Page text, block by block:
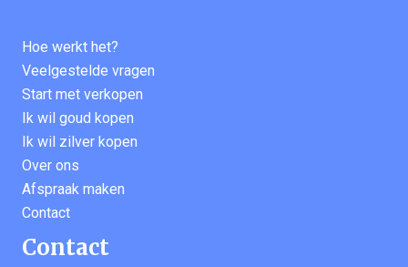
Hoe werkt het?
Veelgestelde vragen
Start met verkopen
Ik wil goud kopen
Ik wil zilver kopen
Over ons
Afspraak maken
Contact
Contact